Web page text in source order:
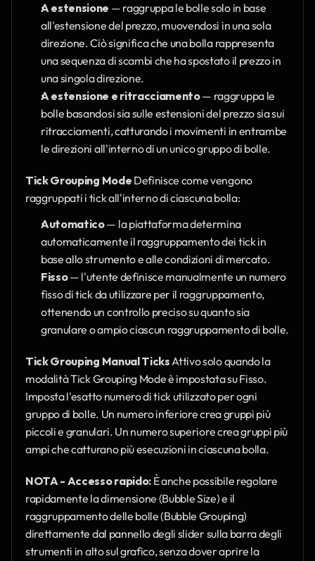
A estensione — raggruppa le bolle solo in base
all'estensione del prezzo, muovendosi in una sola
direzione. Ciò significa che una bolla rappresenta
una sequenza di scambi che ha spostato il prezzo in
una singola direzione.
A estensione e ritracciamento — raggruppa le
bolle basandosi sia sulle estensioni del prezzo sia sui
ritracciamenti, catturando i movimenti in entrambe
le direzioni all'interno di un unico gruppo di bolle.
Tick Grouping Mode Definisce come vengono
raggruppati i tick all'interno di ciascuna bolla:
Automatico — la piattaforma determina
automaticamente il raggruppamento dei tick in
base allo strumento e alle condizioni di mercato.
Fisso — l'utente definisce manualmente un numero
fisso di tick da utilizzare per il raggruppamento,
ottenendo un controllo preciso su quanto sia
granulare o ampio ciascun raggruppamento di bolle.
Tick Grouping Manual Ticks Attivo solo quando la
modalità Tick Grouping Mode è impostata su Fisso.
Imposta l'esatto numero di tick utilizzato per ogni
gruppo di bolle. Un numero inferiore crea gruppi più
piccoli e granulari. Un numero superiore crea gruppi più
ampi che catturano più esecuzioni in ciascuna bolla.
NOTA - Accesso rapido: È anche possibile regolare
rapidamente la dimensione (Bubble Size) e il
raggruppamento delle bolle (Bubble Grouping)
direttamente dal pannello degli slider sulla barra degli
strumenti in alto sul grafico, senza dover aprire la